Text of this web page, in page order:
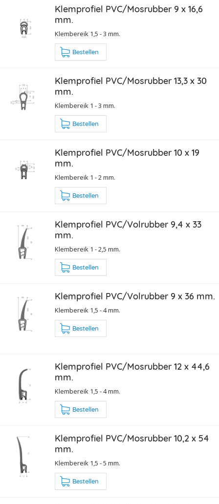
Klemprofiel PVC/Mosrubber 9 x 16,6
mm.
Klembereik 1,5 - 3 mm.
Bestellen
Klemprofiel PVC/Mosrubber 13,3 x 30
mm.
Klembereik 1 - 3 mm.
Bestellen
Klemprofiel PVC/Mosrubber 10 x 19
mm.
Klembereik 1 - 2 mm.
Bestellen
Klemprofiel PVC/Volrubber 9,4 x 33
mm.
Klembereik 1 - 2,5 mm.
Bestellen
Klemprofiel PVC/Volrubber 9 x 36 mm.
Klembereik 1,5 - 4 mm.
Bestellen
Klemprofiel PVC/Mosrubber 12 x 44,6
mm.
Klembereik 1,5 - 4 mm.
Bestellen
Klemprofiel PVC/Mosrubber 10,2 x 54
mm.
Klembereik 1,5 - 5 mm.
Bestellen